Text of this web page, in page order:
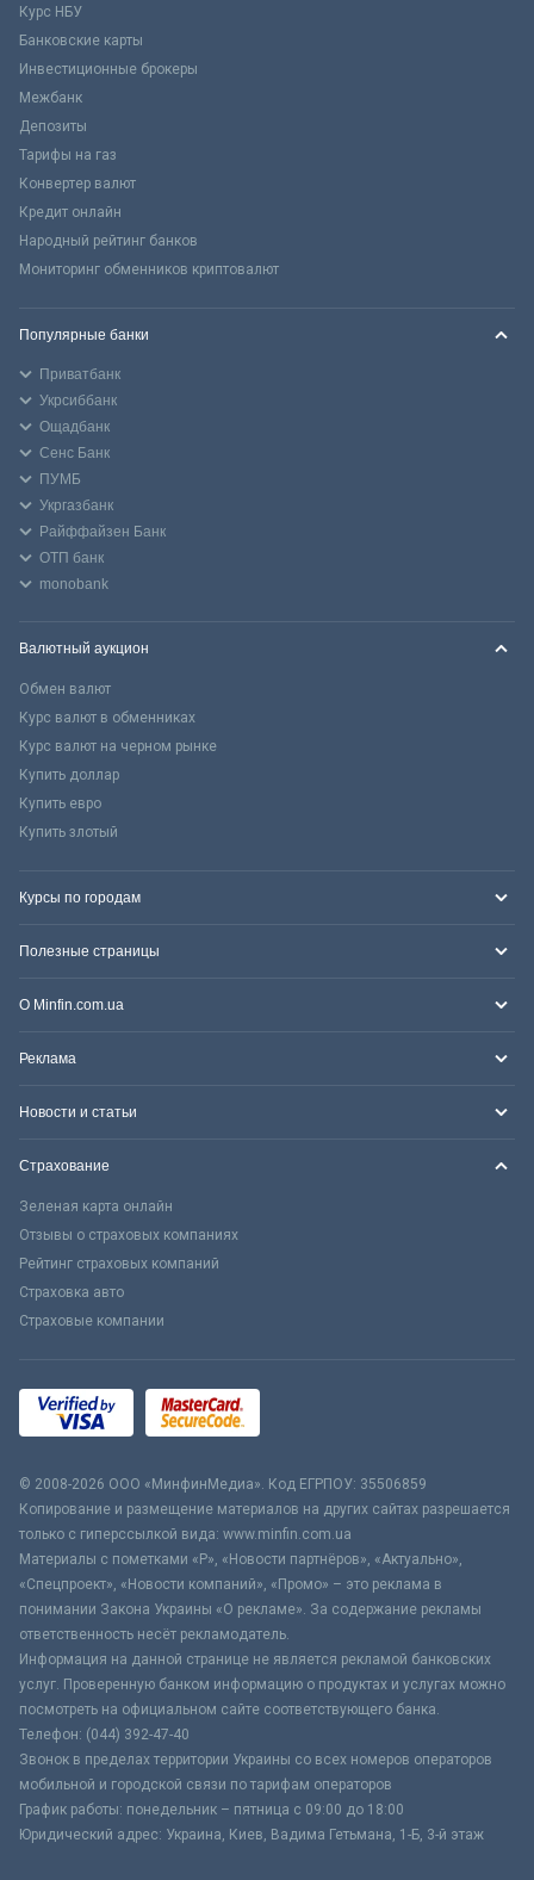
Курс НБУ
Банковские карты
Инвестиционные брокеры
Межбанк
Депозиты
Тарифы на газ
Конвертер валют
Кредит онлайн
Народный рейтинг банков
Мониторинг обменников криптовалют
Популярные банки
Приватбанк
Укрсиббанк
Ощадбанк
Сенс Банк
ПУМБ
Укргазбанк
Райффайзен Банк
ОТП банк
monobank
Валютный аукцион
Обмен валют
Курс валют в обменниках
Курс валют на черном рынке
Купить доллар
Купить евро
Купить злотый
Курсы по городам
Полезные страницы
О Minfin.com.ua
Реклама
Новости и статьи
Страхование
Зеленая карта онлайн
Отзывы о страховых компаниях
Рейтинг страховых компаний
Страховка авто
Страховые компании
© 2008-2026 ООО «МинфинМедиа». Код ЕГРПОУ: 35506859
Копирование и размещение материалов на других сайтах разрешается
только с гиперссылкой вида: www.minfin.com.ua
Материалы с пометками «Р», «Новости партнёров», «Актуально»,
«Спецпроект», «Новости компаний», «Промо» – это реклама в
понимании Закона Украины «О рекламе». За содержание рекламы
ответственность несёт рекламодатель.
Информация на данной странице не является рекламой банковских
услуг. Проверенную банком информацию о продуктах и услугах можно
посмотреть на официальном сайте соответствующего банка.
Телефон: (044) 392-47-40
Звонок в пределах территории Украины со всех номеров операторов
мобильной и городской связи по тарифам операторов
График работы: понедельник – пятница с 09:00 до 18:00
Юридический адрес: Украина, Киев, Вадима Гетьмана, 1-Б, 3-й этаж